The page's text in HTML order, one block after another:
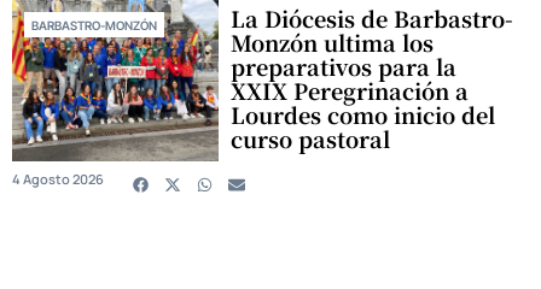
BARBASTRO-MONZÓN La Diócesis de Barbastro-
Monzón ultima los
preparativos para la
XXIX Peregrinación a
Lourdes como inicio del
curso pastoral
4 Agosto 2026